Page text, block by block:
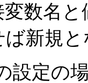
変数名
ば新規
設定の